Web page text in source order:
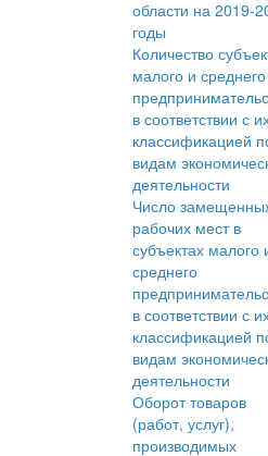
области на 2019-
годы
Количество
малого и среднего
в соответствии с
классификацией
видам
деятельности
Число
рабочих мест в
субъектах малого
среднего
в соответствии с
классификацией
видам
деятельности
Оборот товаров
(работ, услуг),
производимых